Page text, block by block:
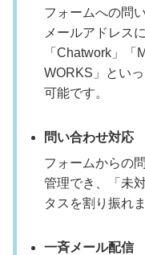
フォームへの問
メールアドレス
「Chatwork」「
WORKS」とい
可能です。
問い合わせ対応
フォームからの
管理でき、「未
タスを割り振れま
一斉メール配信